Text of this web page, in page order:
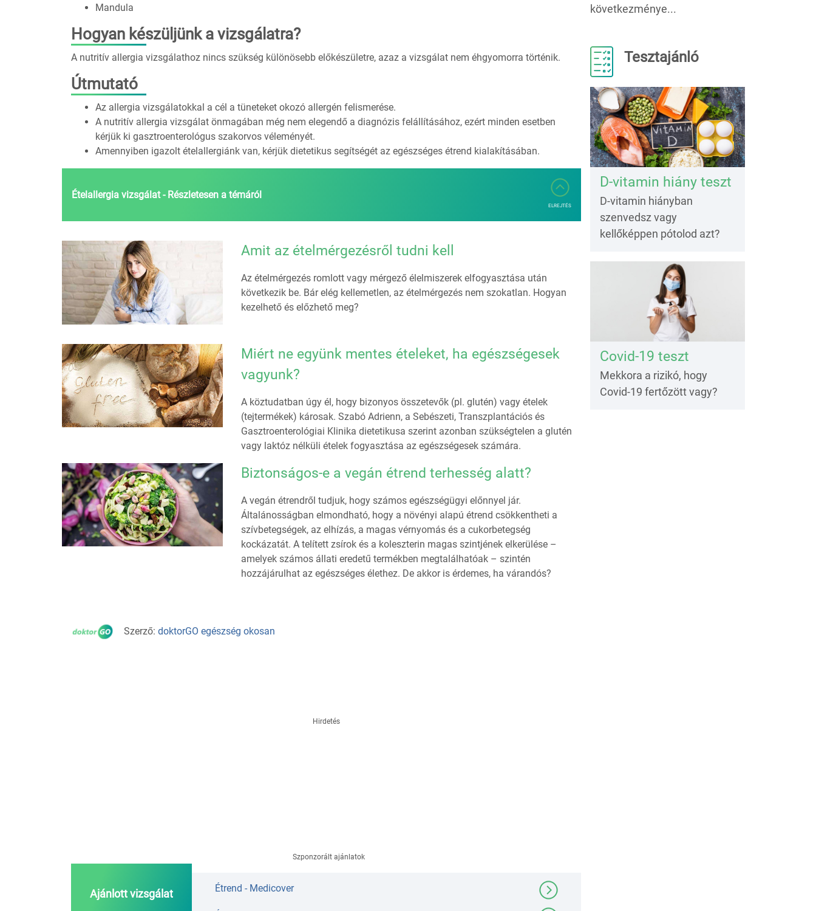
Mandula
Hogyan készüljünk a vizsgálatra?
A nutritív allergia vizsgálathoz nincs szükség különösebb előkészületre, azaz a vizsgálat nem éhgyomorra történik.
Útmutató
Az allergia vizsgálatokkal a cél a tüneteket okozó allergén felismerése.
A nutritív allergia vizsgálat önmagában még nem elegendő a diagnózis felállításához, ezért minden esetben
kérjük ki gasztroenterológus szakorvos véleményét.
Amennyiben igazolt ételallergiánk van, kérjük dietetikus segítségét az egészséges étrend kialakításában.
Ételallergia vizsgálat - Részletesen a témáról
ELREJTÉS
Amit az ételmérgezésről tudni kell
Az ételmérgezés romlott vagy mérgező élelmiszerek elfogyasztása után
következik be. Bár elég kellemetlen, az ételmérgezés nem szokatlan. Hogyan
kezelhető és előzhető meg?
Miért ne együnk mentes ételeket, ha egészségesek
vagyunk?
A köztudatban úgy él, hogy bizonyos összetevők (pl. glutén) vagy ételek
(tejtermékek) károsak. Szabó Adrienn, a Sebészeti, Transzplantációs és
Gasztroenterológiai Klinika dietetikusa szerint azonban szükségtelen a glutén
vagy laktóz nélküli ételek fogyasztása az egészségesek számára.
Biztonságos-e a vegán étrend terhesség alatt?
A vegán étrendről tudjuk, hogy számos egészségügyi előnnyel jár.
Általánosságban elmondható, hogy a növényi alapú étrend csökkentheti a
szívbetegségek, az elhízás, a magas vérnyomás és a cukorbetegség
kockázatát. A telített zsírok és a koleszterin magas szintjének elkerülése –
amelyek számos állati eredetű termékben megtalálhatóak – szintén
hozzájárulhat az egészséges élethez. De akkor is érdemes, ha várandós?
Szerző: doktorGO egészség okosan
Hirdetés
Ajánlott vizsgálat
Szponzorált ajánlatok
Étrend - Medicover
következménye...
Tesztajánló
D-vitamin hiány teszt
D-vitamin hiányban
szenvedsz vagy
kellőképpen pótolod azt?
Covid-19 teszt
Mekkora a rizikó, hogy
Covid-19 fertőzött vagy?